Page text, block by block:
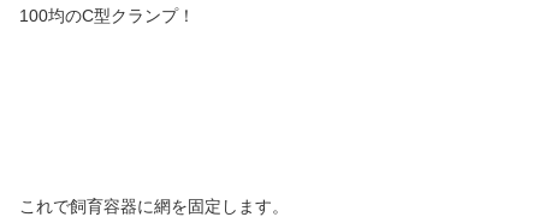
100均のC型クランプ！
これで飼育容器に網を固定します。